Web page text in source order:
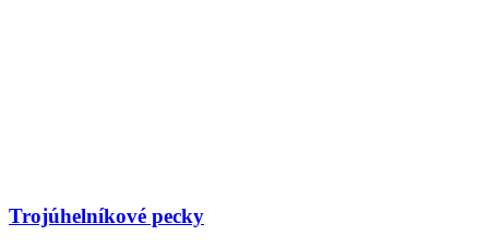
Trojúhelníkové pecky